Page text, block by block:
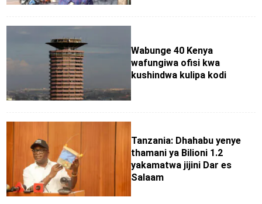
Wabunge 40 Kenya
wafungiwa ofisi kwa
kushindwa kulipa kodi
Tanzania: Dhahabu yenye
thamani ya Bilioni 1.2
yakamatwa jijini Dar es
Salaam